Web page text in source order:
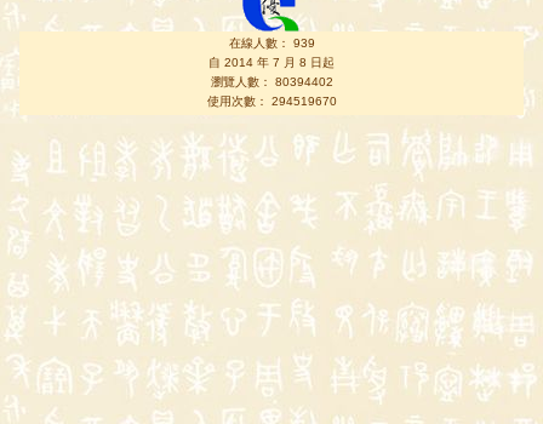
在線人數： 939
自 2014 年 7 月 8 日起
瀏覽人數： 80394402
使用次數： 294519670